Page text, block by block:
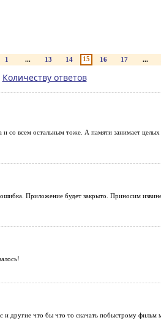
1 ... 13 14 15 16 17 ...
Количеству ответов
со всем остальным тоже. А памяти занимает
Приложение будет закрыто. Приносим
и другие что бы что то скачать побыстрому